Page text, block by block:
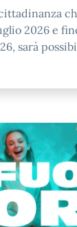
2026 e
sarà